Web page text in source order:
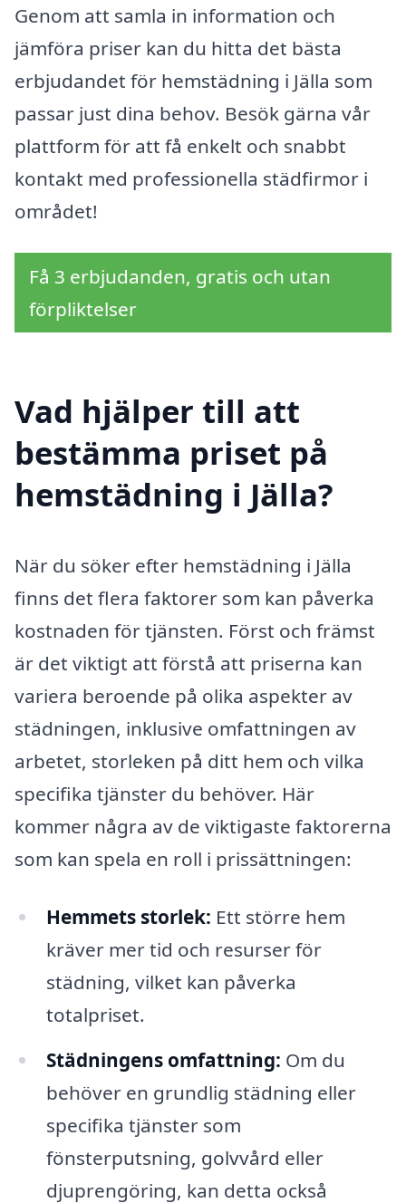
Genom att samla in information och
jämföra priser kan du hitta det bästa
erbjudandet för hemstädning i Jälla som
passar just dina behov. Besök gärna vår
plattform för att få enkelt och snabbt
kontakt med professionella städfirmor i
området!
Få 3 erbjudanden, gratis och utan
förpliktelser
Vad hjälper till att
bestämma priset på
hemstädning i Jälla?
När du söker efter hemstädning i Jälla
finns det flera faktorer som kan påverka
kostnaden för tjänsten. Först och främst
är det viktigt att förstå att priserna kan
variera beroende på olika aspekter av
städningen, inklusive omfattningen av
arbetet, storleken på ditt hem och vilka
specifika tjänster du behöver. Här
kommer några av de viktigaste faktorerna
som kan spela en roll i prissättningen:
Hemmets storlek: Ett större hem
kräver mer tid och resurser för
städning, vilket kan påverka
totalpriset.
Städningens omfattning: Om du
behöver en grundlig städning eller
specifika tjänster som
fönsterputsning, golvvård eller
djuprengöring, kan detta också